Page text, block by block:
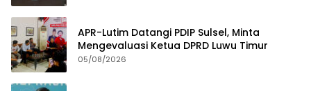
APR-Lutim Datangi PDIP Sulsel, Minta
Mengevaluasi Ketua DPRD Luwu Timur
05/08/2026